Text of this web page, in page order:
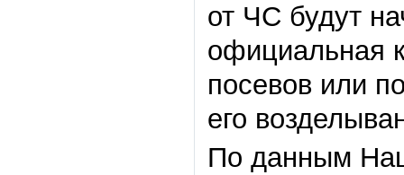
от ЧС будут
официальная
посевов или
его
По данным